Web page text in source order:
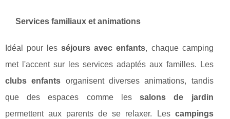
Services familiaux et animations
Idéal pour lesséjours avec enfants, chaque camping
met l'accent sur les services adaptés aux familles. Les
clubs enfants organisent diverses animations, tandis
que des espaces comme lessalons de jardin
permettent aux parents de se relaxer. Les campings